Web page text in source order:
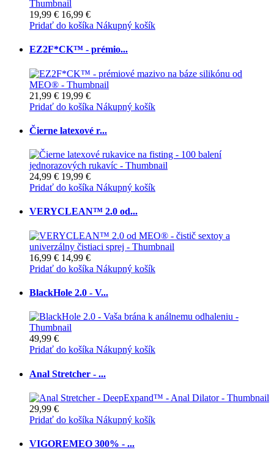
19,99 € 16,99 €
Pridať do košíka Nákupný košík
EZ2F*CK™ - prémio...
21,99 € 19,99 €
Pridať do košíka Nákupný košík
Čierne latexové r...
24,99 € 19,99 €
Pridať do košíka Nákupný košík
VERYCLEAN™ 2.0 od...
16,99 € 14,99 €
Pridať do košíka Nákupný košík
BlackHole 2.0 - V...
49,99 €
Pridať do košíka Nákupný košík
Anal Stretcher - ...
29,99 €
Pridať do košíka Nákupný košík
VIGOREMEO 300% - ...